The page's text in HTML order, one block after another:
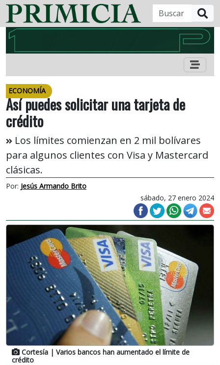
ECONOMÍA
Así puedes solicitar una tarjeta de
crédito
Los límites comienzan en 2 mil bolívares
para algunos clientes con Visa y Mastercard
clásicas.
Por: Jesús Armando Brito
sábado, 27 enero 2024
Cortesía | Varios bancos han aumentado el límite de
crédito